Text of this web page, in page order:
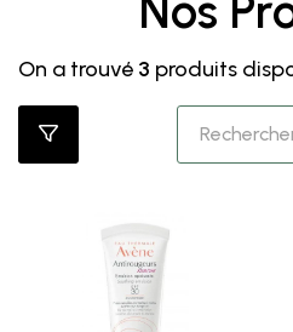
On a trouvé 3 produits